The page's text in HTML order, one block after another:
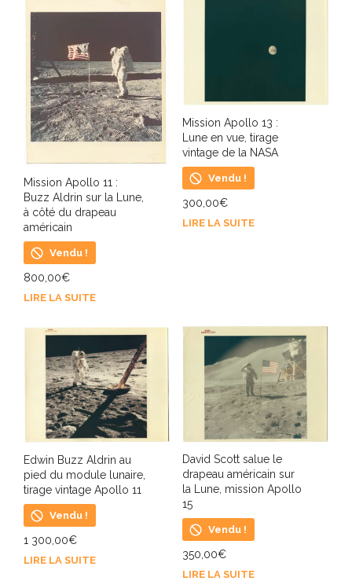
Mission Apollo 11 :
Buzz Aldrin sur la Lune,
à côté du drapeau
américain
Vendu !
800,00€
LIRE LA SUITE
Mission Apollo 13 :
Lune en vue, tirage
vintage de la NASA
Vendu !
300,00€
LIRE LA SUITE
Edwin Buzz Aldrin au
pied du module lunaire,
tirage vintage Apollo 11
Vendu !
1 300,00€
LIRE LA SUITE
David Scott salue le
drapeau américain sur
la Lune, mission Apollo
15
Vendu !
350,00€
LIRE LA SUITE